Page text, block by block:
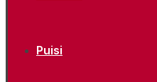
Puisi